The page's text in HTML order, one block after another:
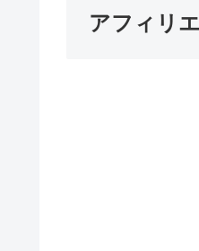
アフィリ